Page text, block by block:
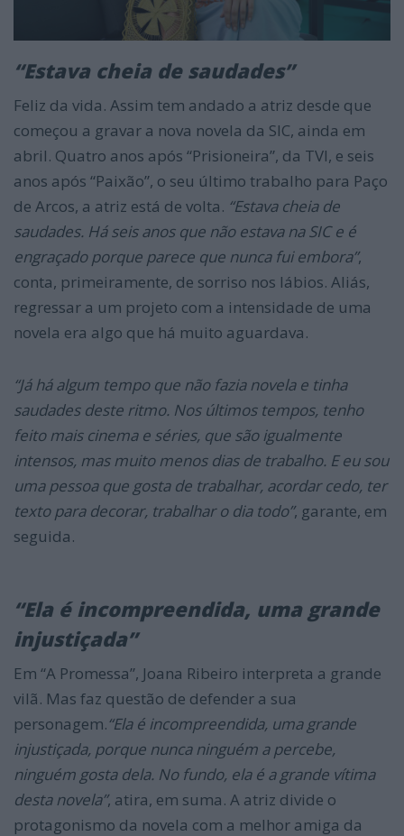
“Estava cheia de saudades”
Feliz da vida. Assim tem andado a atriz desde que
começou a gravar a nova novela da SIC, ainda em
abril. Quatro anos após “Prisioneira”, da TVI, e seis
anos após “Paixão”, o seu último trabalho para Paço
de Arcos, a atriz está de volta. “Estava cheia de
saudades. Há seis anos que não estava na SIC e é
engraçado porque parece que nunca fui embora”,
conta, primeiramente, de sorriso nos lábios. Aliás,
regressar a um projeto com a intensidade de uma
novela era algo que há muito aguardava.
“Já há algum tempo que não fazia novela e tinha
saudades deste ritmo. Nos últimos tempos, tenho
feito mais cinema e séries, que são igualmente
intensos, mas muito menos dias de trabalho. E eu sou
uma pessoa que gosta de trabalhar, acordar cedo, ter
texto para decorar, trabalhar o dia todo”, garante, em
seguida.
“Ela é incompreendida, uma grande
injustiçada”
Em “A Promessa”, Joana Ribeiro interpreta a grande
vilã. Mas faz questão de defender a sua
personagem.“Ela é incompreendida, uma grande
injustiçada, porque nunca ninguém a percebe,
ninguém gosta dela. No fundo, ela é a grande vítima
desta novela”, atira, em suma. A atriz divide o
protagonismo da novela com a melhor amiga da